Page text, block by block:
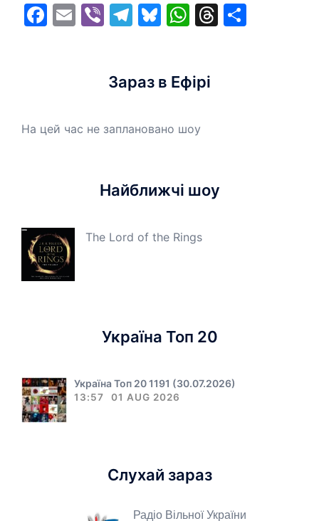
Facebook
EmailViberTelegram
Bluesky
WhatsApp
Threads
Зараз в Ефірі
На цей час не заплановано шоу
Найближчі шоу
The Lord of the Rings
Україна Топ 20
Україна Топ 20 1191 (30.07.2026)
13:57 01 AUG 2026
Слухай зараз
Радіо Вільної України